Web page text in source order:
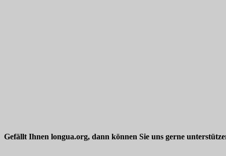
Gefällt Ihnen longua.org, dann können Sie uns gerne